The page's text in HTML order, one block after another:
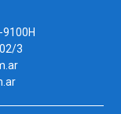
9100H
3